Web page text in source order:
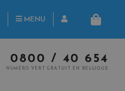
MENU
PANIER
0800 / 40 654
NUMÉRO VERT GRATUIT EN BELGIQUE